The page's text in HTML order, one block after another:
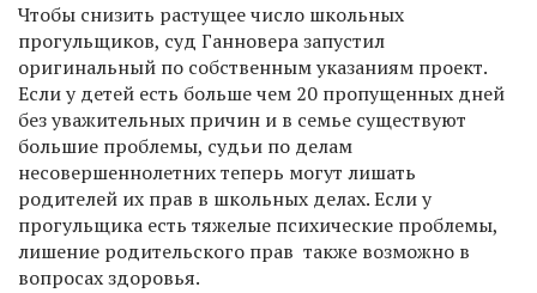
Чтобы снизить растущее число школьных
прогульщиков, суд Ганновера запустил
оригинальный по собственным указаниям проект.
Если у детей есть больше чем 20 пропущенных дней
без уважительных причин и в семье существуют
большие проблемы, судьи по делам
несовершеннолетних теперь могут лишать
родителей их прав в школьных делах. Если у
прогульщика есть тяжелые психические проблемы,
лишение родительского прав также возможно в
вопросах здоровья.